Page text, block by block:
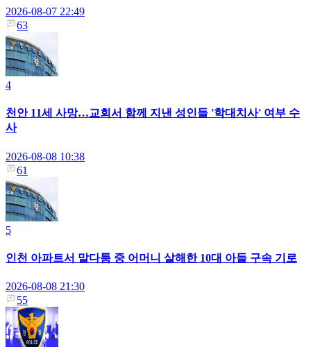
2026-08-07 22:49
63
4
천안 11세 사망…교회서 함께 지낸 성인들 '학대치사' 여부 수
사
2026-08-08 10:38
61
5
인천 아파트서 말다툼 중 어머니 살해한 10대 아들 구속 기로
2026-08-08 21:30
55